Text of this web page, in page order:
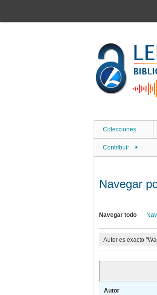
contenido
Colecciones
Contribuir
Navegar
Navegar todo
Autor es exacto
Autor